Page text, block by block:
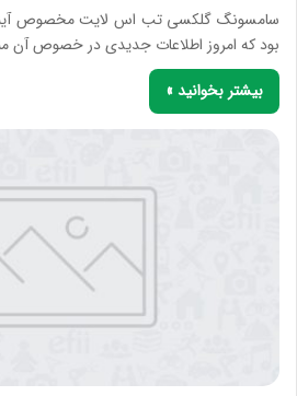
سامسونگ گلکسی تب اس لایت مخصوص
بود که امروز اطلاعات جدیدی در خصوص آن
بیشتر بخوانید »